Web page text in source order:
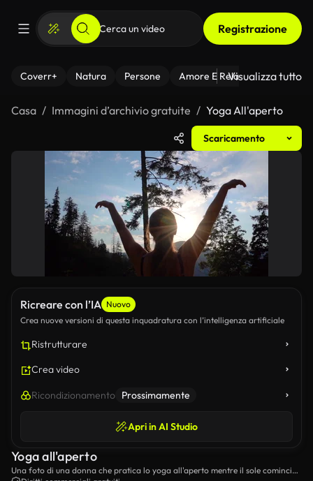
Registrazione
Coverr+ Natura Persone Amore E Relazioni Il
Visualizza tutto
Casa Immagini d’archivio gratuite Yoga All'aperto
Scaricamento
Ricreare con l’IA Nuovo
Crea nuove versioni di questa inquadratura con l’intelligenza artificiale
Ristrutturare
Crea video
Ricondizionamento Prossimamente
Apri in AI Studio
Yoga all'aperto
Una foto di una donna che pratica lo yoga all'aperto mentre il sole comincia